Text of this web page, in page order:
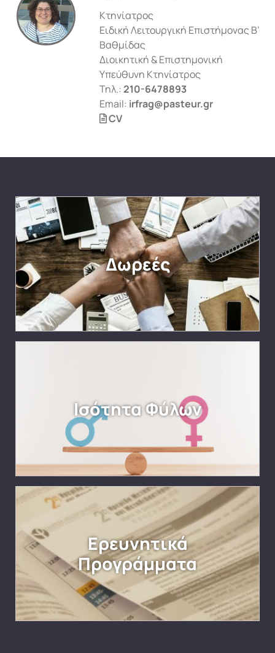
Κτηνίατρος
Eιδική Λειτουργική Επιστήμονας Β’
Βαθμίδας
Διοικητική & Επιστημονική
Υπεύθυνη Κτηνίατρος
Τηλ.: 210-6478893
Email: irfrag@pasteur.gr
CV
Δωρεές
Ισότητα Φύλων
Ερευνητικά
Προγράμματα